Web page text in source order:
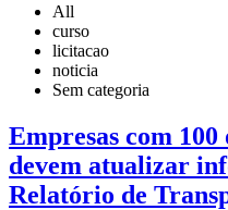
All
curso
licitacao
noticia
Sem categoria
Empresas com
devem atualizar
Relatório de